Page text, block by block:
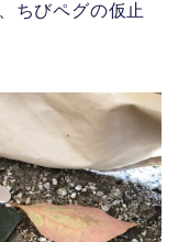
ちびペグの仮止